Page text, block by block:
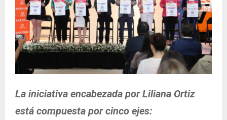
La iniciativa encabezada por Liliana Ortiz
está compuesta por cinco ejes: